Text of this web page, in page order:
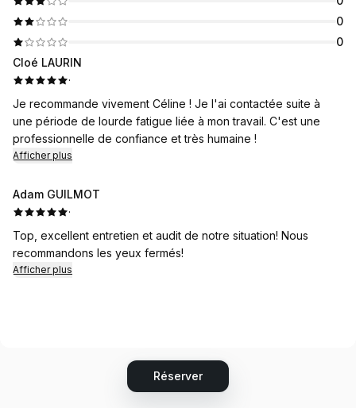
Réserver
0
0
Cloé LAURIN
·
Je recommande vivement Céline ! Je l'ai contactée suite à
une période de lourde fatigue liée à mon travail. C'est une
professionnelle de confiance et très humaine !
Afficher plus
Adam GUILMOT
·
Top, excellent entretien et audit de notre situation! Nous
recommandons les yeux fermés!
Afficher plus